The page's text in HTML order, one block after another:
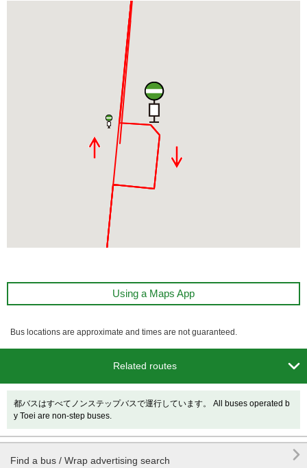
Using a Maps App
Bus locations are approximate and times are not guaranteed.
Related routes 
都バスはすべてノンステップバスで運行しています。 All buses operated b
y Toei are non-step buses.
Find a bus / Wrap advertising search 